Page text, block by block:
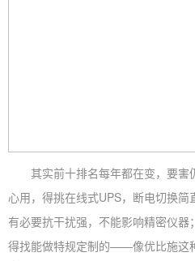
其实前十排名每年都在变，要害
心用，得挑在线式UPS，断电切换
有必要抗干扰强，不能影响精密仪
得找能做特规定制的——像优比施这